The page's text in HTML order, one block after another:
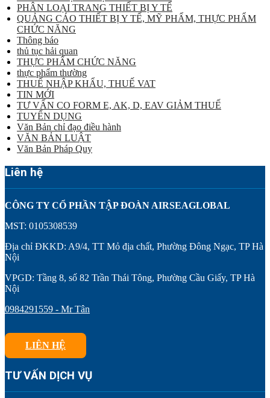
PHÂN LOẠI TRANG THIẾT BỊ Y TẾ
QUẢNG CÁO THIẾT BỊ Y TẾ, MỸ PHẨM, THỰC PHẨM
CHỨC NĂNG
Thông báo
thủ tục hải quan
THỰC PHẨM CHỨC NĂNG
thực phẩm thường
THUẾ NHẬP KHẨU, THUẾ VAT
TIN MỚI
TƯ VẤN CO FORM E, AK, D, EAV GIẢM THUẾ
TUYỂN DỤNG
Văn Bản chỉ đạo điều hành
VĂN BẢN LUẬT
Văn Bản Pháp Quy
Liên hệ
CÔNG TY CỔ PHẦN TẬP ĐOÀN AIRSEAGLOBAL
MST: 0105308539
Địa chỉ ĐKKD: A9/4, TT Mỏ địa chất, Phường Đông Ngạc, TP Hà
Nội
VPGD: Tầng 8, số 82 Trần Thái Tông, Phường Cầu Giấy, TP Hà
Nội
0984291559 - Mr Tân
LIÊN HỆ
TƯ VẤN DỊCH VỤ